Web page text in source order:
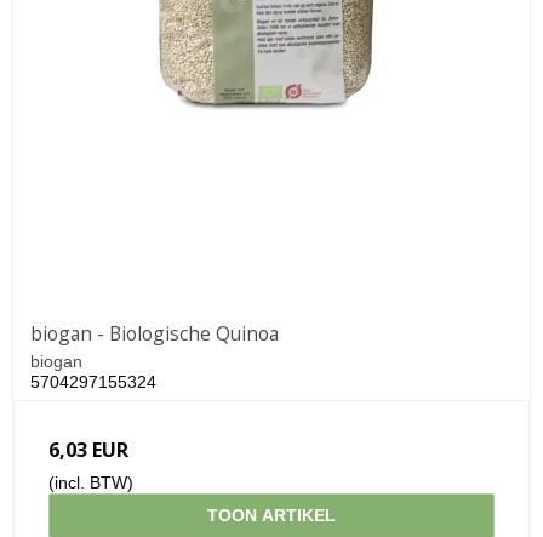
biogan - Biologische Quinoa
biogan
5704297155324
6,03 EUR
(incl. BTW)
TOON ARTIKEL